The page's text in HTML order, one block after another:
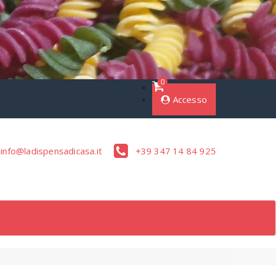
0
Accesso
info@ladispensadicasa.it +39 347 14 84 925